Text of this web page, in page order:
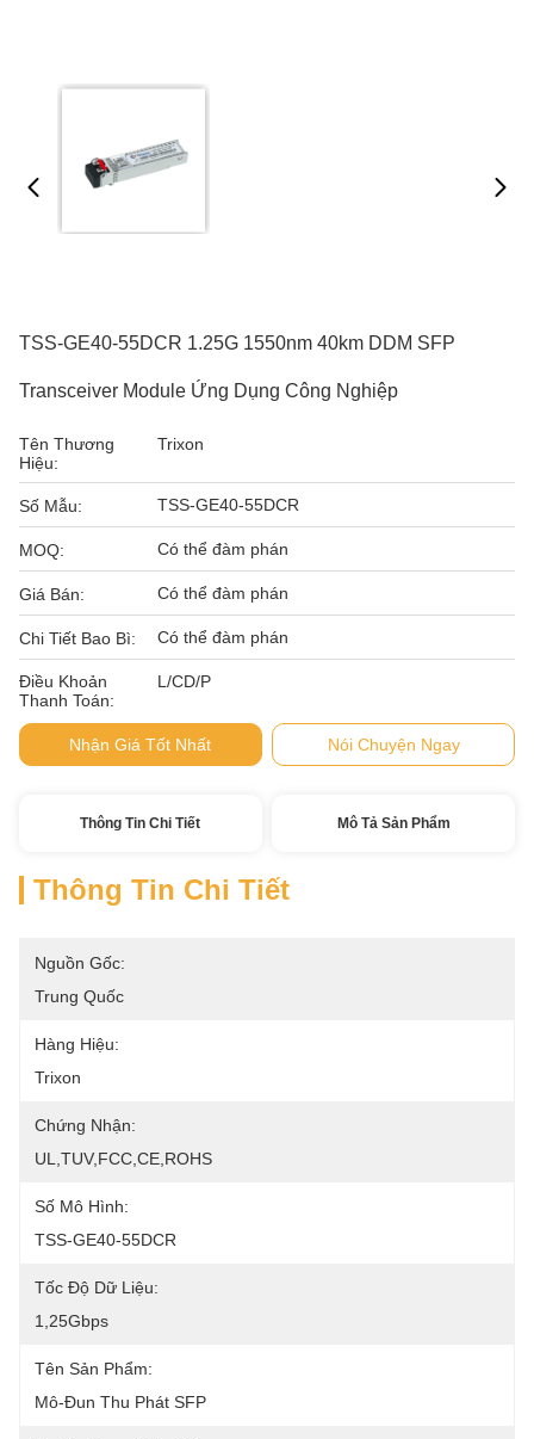
TSS-GE40-55DCR 1.25G 1550nm 40km DDM SFP
Transceiver Module Ứng Dụng Công Nghiệp
Tên Thương
Hiệu:
Trixon
Số Mẫu: TSS-GE40-55DCR
MOQ: Có thể đàm phán
Giá Bán: Có thể đàm phán
Chi Tiết Bao Bì: Có thể đàm phán
Điều Khoản
Thanh Toán:
L/CD/P
Nhận Giá Tốt Nhất Nói Chuyện Ngay
Thông Tin Chi Tiết Mô Tả Sản Phẩm
Thông Tin Chi Tiết
Nguồn Gốc:
Trung Quốc
Hàng Hiệu:
Trixon
Chứng Nhận:
UL,TUV,FCC,CE,ROHS
Số Mô Hình:
TSS-GE40-55DCR
Tốc Độ Dữ Liệu:
1,25Gbps
Tên Sản Phẩm:
Mô-Đun Thu Phát SFP